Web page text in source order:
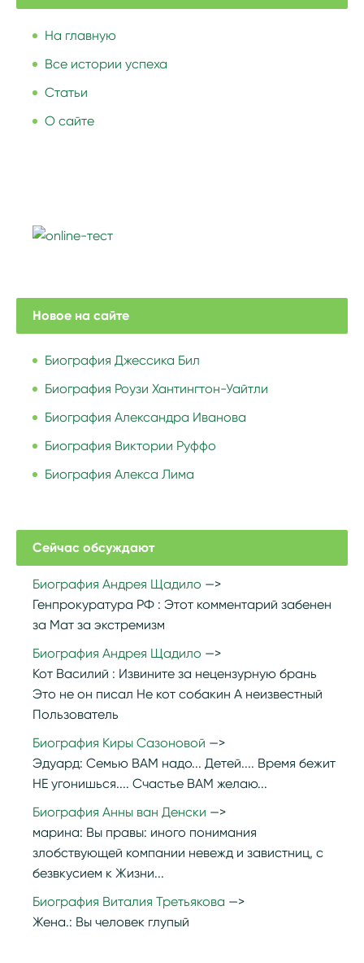
На главную
Все истории успеха
Статьи
О сайте
Новое на сайте
Биография Джессика Бил
Биография Роузи Хантингтон-Уайтли
Биография Александра Иванова
Биография Виктории Руффо
Биография Алекса Лима
Сейчас обсуждают
Биография Андрея Щадило
Генпрокуратура РФ : Этот комментарий забенен
за Мат за экстремизм
Биография Андрея Щадило
Кот Василий : Извините за нецензурную брань
Это не он писал Не кот собакин А неизвестный
Пользователь
Биография Киры Сазоновой
Эдуард: Семью ВАМ надо... Детей.... Время бежит
НЕ угонишься.... Счастье ВАМ желаю...
Биография Анны ван Денски
марина: Вы правы: иного понимания
злобствующей компании невежд и завистниц, с
безвкусием к Жизни...
Биография Виталия Третьякова
Жена.: Вы человек глупый